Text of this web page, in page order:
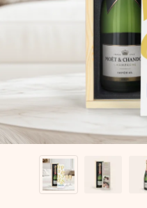
Lav noget særligt i blot få
billede af dig eller en
Intet besvær men